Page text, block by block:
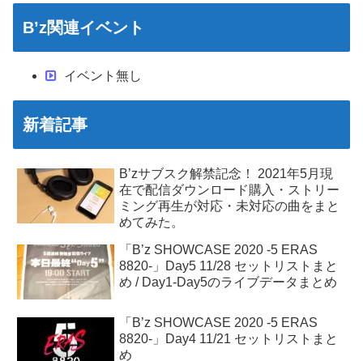
B’z関連イベント
イベント無し
新着記事
B’zサブスク解禁記念！ 2021年5月現
在で配信ダウンロード購入・ストリー
ミング再生が対応・未対応の曲をまと
めてみた。
「B’z SHOWCASE 2020 -5 ERAS
8820-」Day5 11/28 セットリストまと
め / Day1-Day5のライブデータまとめ
「B’z SHOWCASE 2020 -5 ERAS
8820-」Day4 11/21 セットリストまと
め